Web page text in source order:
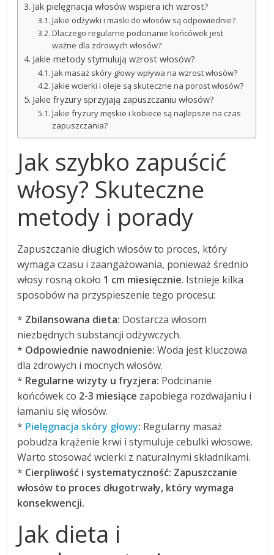
Jak pielęgnacja włosów wspiera ich wzrost?
Jakie odżywki i maski do włosów są odpowiednie?
Dlaczego regularne podcinanie końcówek jest
ważne dla zdrowych włosów?
Jakie metody stymulują wzrost włosów?
Jak masaż skóry głowy wpływa na wzrost włosów?
Jakie wcierki i oleje są skuteczne na porost włosów?
Jakie fryzury sprzyjają zapuszczaniu włosów?
Jakie fryzury męskie i kobiece są najlepsze na czas
zapuszczania?
Jak szybko zapuścić
włosy? Skuteczne
metody i porady
Zapuszczanie długich włosów to proces, który
wymaga czasu i zaangażowania, ponieważ średnio
włosy rosną około 1 cm miesięcznie. Istnieje kilka
sposobów na przyspieszenie tego procesu:
* Zbilansowana dieta: Dostarcza włosom
niezbędnych substancji odżywczych.
* Odpowiednie nawodnienie: Woda jest kluczowa
dla zdrowych i mocnych włosów.
* Regularne wizyty u fryzjera: Podcinanie
końcówek co 2-3 miesiące zapobiega rozdwajaniu i
łamaniu się włosów.
* Pielęgnacja skóry głowy: Regularny masaż
pobudza krążenie krwi i stymuluje cebulki włosowe.
Warto stosować wcierki z naturalnymi składnikami.
* Cierpliwość i systematyczność: Zapuszczanie
włosów to proces długotrwały, który wymaga
konsekwencji.
Jak dieta i